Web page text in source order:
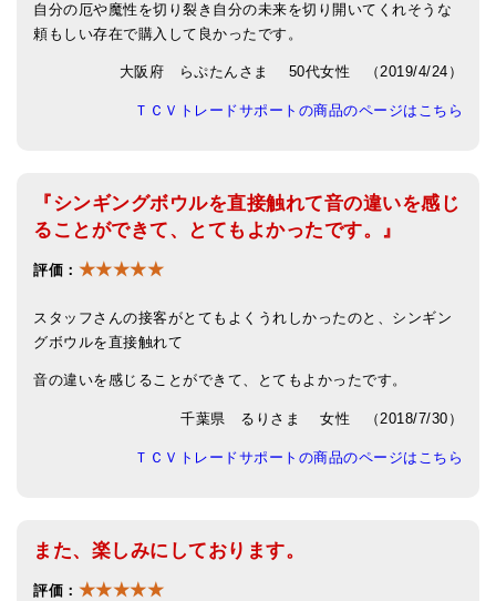
自分の厄や魔性を切り裂き自分の未来を切り開いてくれそうな
頼もしい存在で購入して良かったです。
大阪府 らぷたんさま 50代女性 （2019/4/24）
ＴＣＶトレードサポートの商品のページはこちら
『シンギングボウルを直接触れて音の違いを感じ
ることができて、とてもよかったです。』
評価： ★★★★★
スタッフさんの接客がとてもよくうれしかったのと、シンギン
グボウルを直接触れて
音の違いを感じることができて、とてもよかったです。
千葉県 るりさま 女性 （2018/7/30）
ＴＣＶトレードサポートの商品のページはこちら
また、楽しみにしております。
評価： ★★★★★